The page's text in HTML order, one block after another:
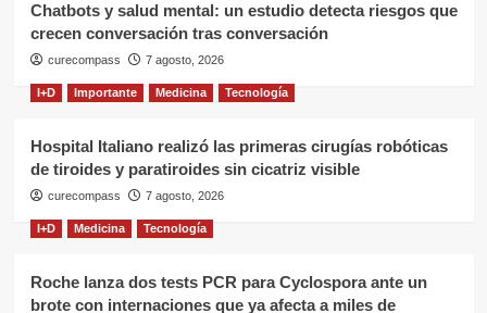
Chatbots y salud mental: un estudio detecta riesgos que
crecen conversación tras conversación
curecompass 7 agosto, 2026
I+D Importante Medicina Tecnología
Hospital Italiano realizó las primeras cirugías robóticas
de tiroides y paratiroides sin cicatriz visible
curecompass 7 agosto, 2026
I+D Medicina Tecnología
Roche lanza dos tests PCR para Cyclospora ante un
brote con internaciones que ya afecta a miles de